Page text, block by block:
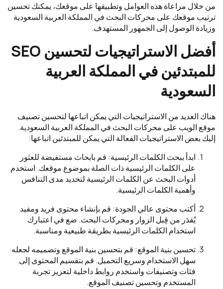
من خلال مراعاة هذه العوامل وتطبيقها على موقعك، يمكنك تحسين
ترتيب موقعك على محركات البحث في المملكة العربية السعودية
وزيادة الوصول إلى الجمهور المستهدف.
أفضل الاستراتيجيات لتحسين SEO
للمبتدئين في المملكة العربية
السعودية
هناك العديد من الاستراتيجيات التي يمكن اتباعها لتحسين تصنيف
موقع الويب على محركات البحث في المملكة العربية السعودية.
إليك بعض الاستراتيجيات الفعالة التي يمكن للمبتدئين اتباعها:
ابدأ ببحث الكلمات الرئيسية: قم بابحاث مستفيضة للعثور
على الكلمات الرئيسية ذات الصلة بموضوع موقعك. استخدم
أدوات البحث عن الكلمات الرئيسية لتحديد مدى التنافس
وأهمية الكلمات الرئيسية.
أكتب محتوى عالي الجودة: قم بإنشاء محتوى فريد ومفيد
يُقدَر من قِبل الزوار ومحركات البحث. ضع في اعتبارك
استخدام الكلمات الرئيسية بطريقة طبيعية ومناسبة.
تحسين بنية الموقع: قم بتحسين بنية الموقع وتصميمه لجعله
سهل الاستخدام وسريع التحميل. قم بتقسيم المحتوى إلى
فئات وتصنيفات واستخدم روابط داخلية لتعزيز تجربة
المستخدم وتحسين تصنيف الموقع.